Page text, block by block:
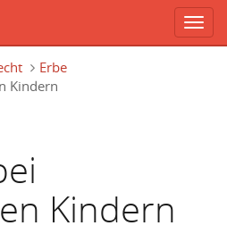
Erbe
Kindern
Kindern